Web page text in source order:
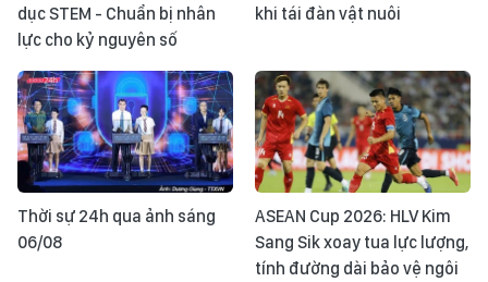
dục STEM - Chuẩn bị nhân
lực cho kỷ nguyên số
khi tái đàn vật nuôi
Thời sự 24h qua ảnh sáng
06/08
ASEAN Cup 2026: HLV Kim
Sang Sik xoay tua lực lượng,
tính đường dài bảo vệ ngôi